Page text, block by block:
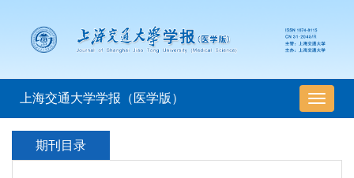
导
航
上海交通大学学报（医学版）
期刊目录